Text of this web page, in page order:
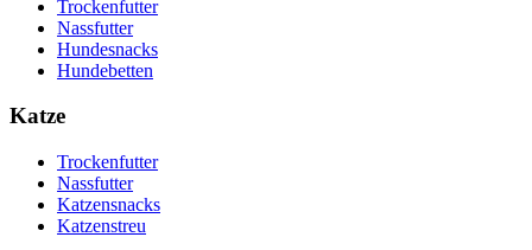
Trockenfutter
Nassfutter
Hundesnacks
Hundebetten
Katze
Trockenfutter
Nassfutter
Katzensnacks
Katzenstreu